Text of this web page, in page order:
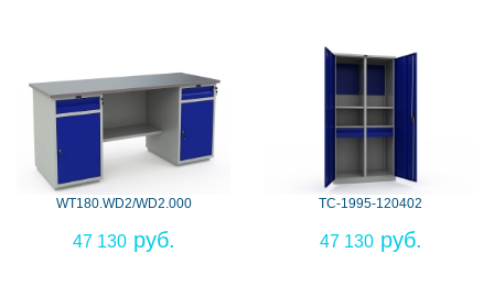
WT180.WD2/WD2.000
47 130
TC-1995-120402
47 130